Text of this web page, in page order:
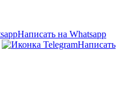
Написать на Whatsapp
Написать